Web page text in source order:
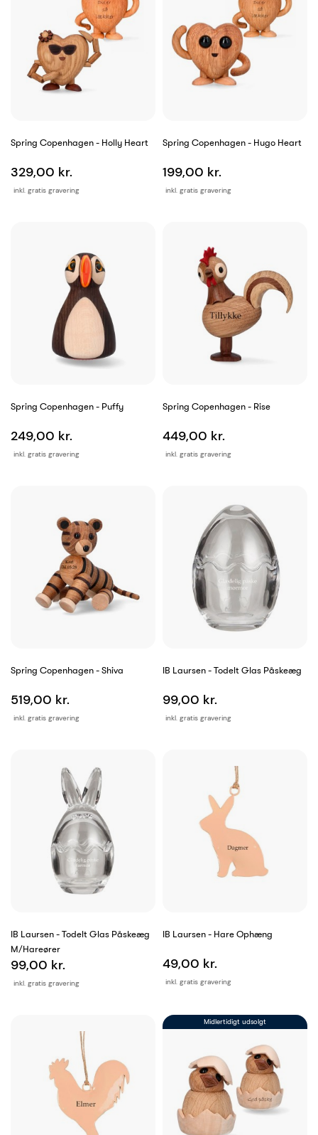
Spring Copenhagen - Holly Heart
inkl. gratis gravering
329,00 kr.
Spring Copenhagen - Hugo Heart
inkl. gratis gravering
199,00 kr.
Spring Copenhagen - Puffy
inkl. gratis gravering
249,00 kr.
Spring Copenhagen - Rise
inkl. gratis gravering
449,00 kr.
Spring Copenhagen - Shiva
inkl. gratis gravering
519,00 kr.
IB Laursen - Todelt Glas Påskeæg
inkl. gratis gravering
99,00 kr.
IB Laursen - Todelt Glas Påskeæg
M/hareører
inkl. gratis gravering
99,00 kr.
IB Laursen - Hare Ophæng
inkl. gratis gravering
49,00 kr.
Midlertidigt udsolgt